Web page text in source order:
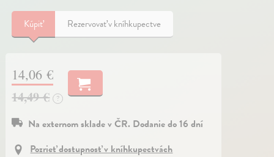
Kúpiť Rezervovať v kníhkupectve
14,06 €
14,49 €
?
Na externom sklade v ČR. Dodanie do 16 dní
Pozrieť dostupnosť v kníhkupectvách